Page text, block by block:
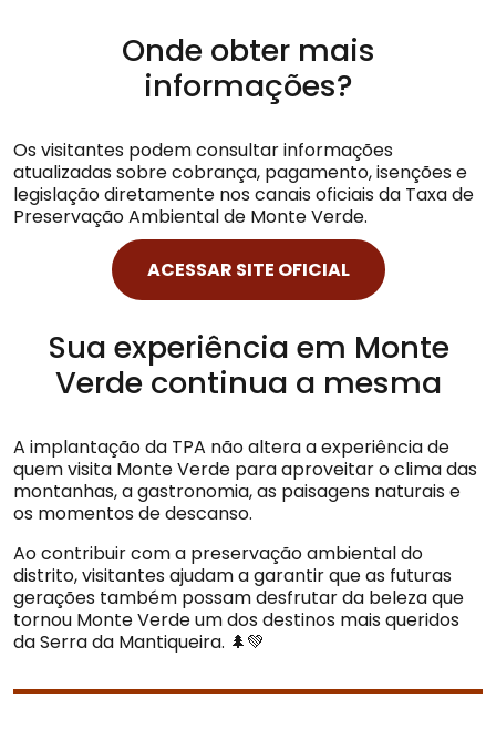
Onde obter mais
informações?
Os visitantes podem consultar informações
atualizadas sobre cobrança, pagamento, isenções e
legislação diretamente nos canais oficiais da Taxa de
Preservação Ambiental de Monte Verde.
ACESSAR SITE OFICIAL
Sua experiência em Monte
Verde continua a mesma
A implantação da TPA não altera a experiência de
quem visita Monte Verde para aproveitar o clima das
montanhas, a gastronomia, as paisagens naturais e
os momentos de descanso.
Ao contribuir com a preservação ambiental do
distrito, visitantes ajudam a garantir que as futuras
gerações também possam desfrutar da beleza que
tornou Monte Verde um dos destinos mais queridos
da Serra da Mantiqueira. 🌲💚